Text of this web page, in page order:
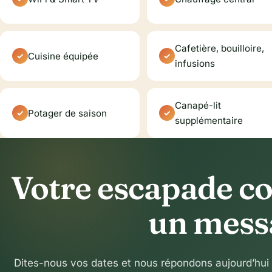
Cuisine équipée
Cafetière, bouilloire,
infusions
Potager de saison
Canapé-lit
supplémentaire
Votre escapade
un
Dites-nous vos dates et nous répondons